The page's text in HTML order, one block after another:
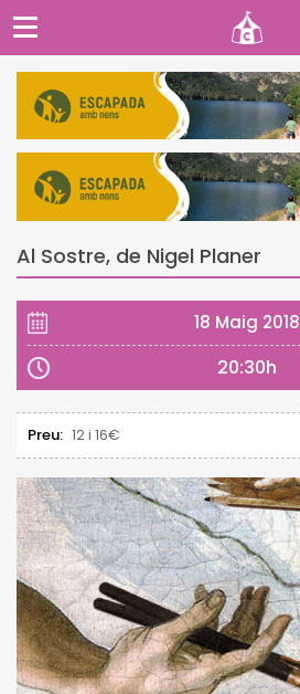
Al Sostre, de Nigel Planer
18 Maig 2018
20:30h
Preu: 12 i 16€